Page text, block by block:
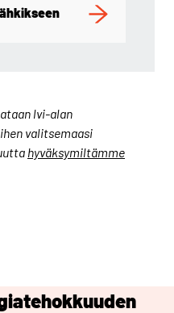
lvi-alan
valitsemaasi
hyväksymiltämme